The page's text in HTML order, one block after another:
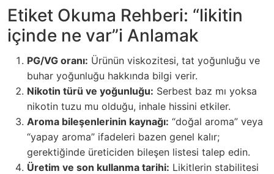
Etiket Okuma Rehberi: “likitin
içinde ne var”i Anlamak
PG/VG oranı: Ürünün viskozitesi, tat yoğunluğu ve
buhar yoğunluğu hakkında bilgi verir.
Nikotin türü ve yoğunluğu: Serbest baz mı yoksa
nikotin tuzu mu olduğu, inhale hissini etkiler.
Aroma bileşenlerinin kaynağı: “doğal aroma” veya
“yapay aroma” ifadeleri bazen genel kalır;
gerektiğinde üreticiden bileşen listesi talep edin.
Üretim ve son kullanma tarihi: Likitlerin stabilitesi